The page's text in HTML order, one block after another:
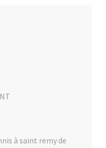
à saint remy de